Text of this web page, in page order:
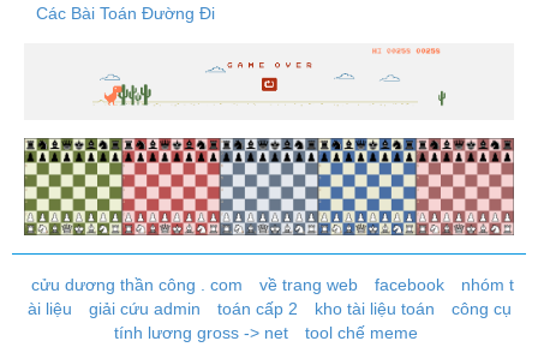
Các Bài Toán Đường Đi
cửu dương thần công . com về trang web facebook
nhóm t
ài liệu
giải cứu admin toán cấp 2 kho tài liệu toán
công cụ
tính lương gross -> net
tool chế meme